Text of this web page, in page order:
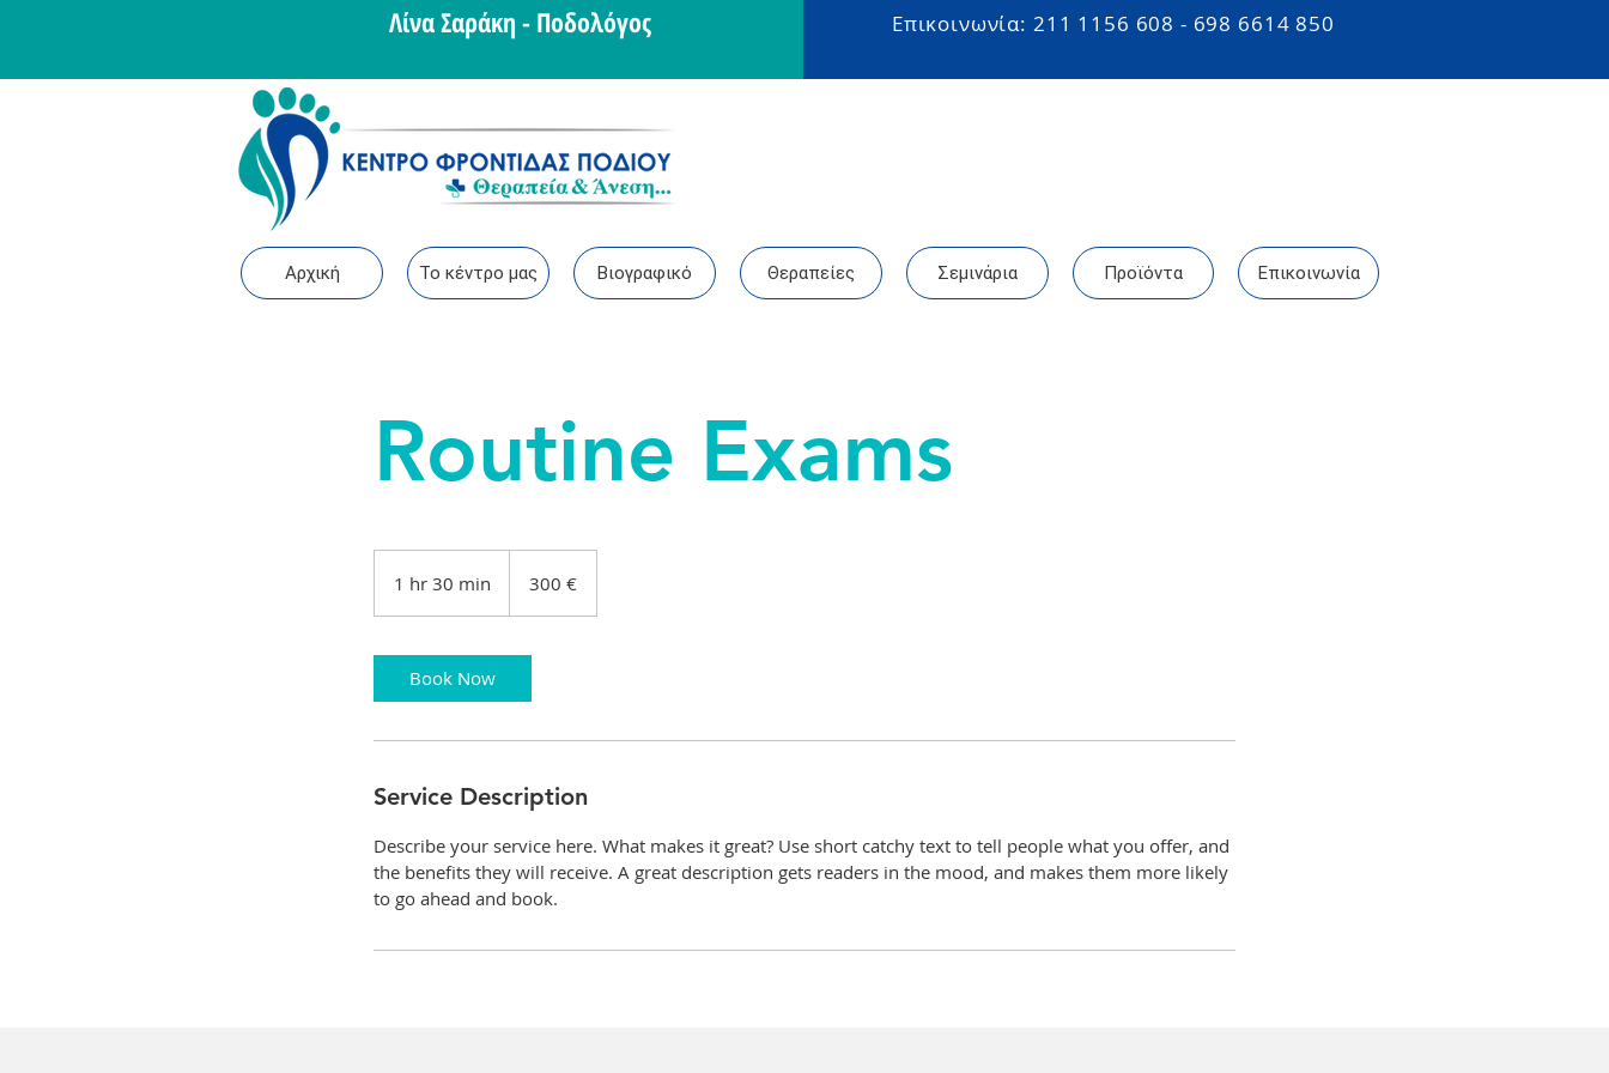
Λίνα Σαράκη - Ποδολόγος Επικοινωνία: 211 1156 608 - 698 6614 850
Αρχική Το κέντρο μας Βιογραφικό Θεραπείες Σεμινάρια Προϊόντα Επικοινωνία
Routine Exams
1 hr 30 min
h
0
m
n
300 €
Book Now
Service Description
Describe your service here. What makes it great? Use short catchy text to tell people what you offer, and
the benefits they will receive. A great description gets readers in the mood, and makes them more likely
to go ahead and book.